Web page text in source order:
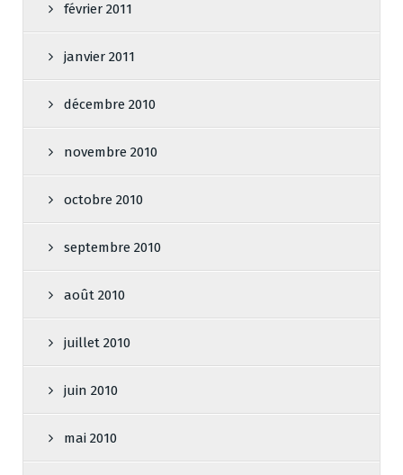
février 2011
janvier 2011
décembre 2010
novembre 2010
octobre 2010
septembre 2010
août 2010
juillet 2010
juin 2010
mai 2010